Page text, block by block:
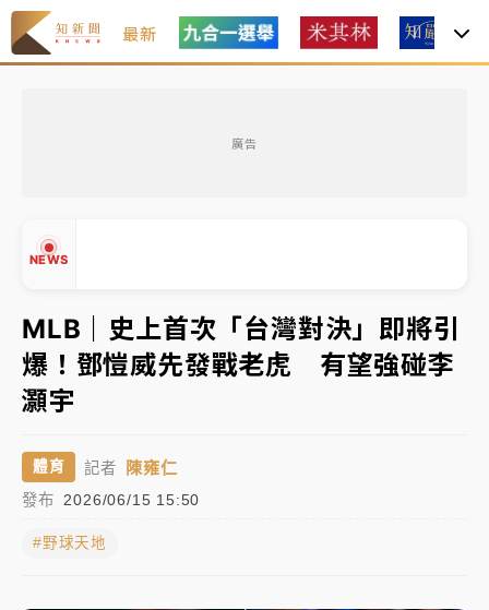
最新
廣告
NEWS
中信慈善基金會想增加董事人數！辜仲諒向法院聲請遭
駁 理由曝光
故宮《龍藏經》特展第2檔！今線上預約開賣一度塞車
周六起展出延長至晚上7時
台東農業處長涉圖利渡假村！東檢抗告成功 今重開羈
押庭
父親節泡湯了！中颱白海豚雨彈轟3天 「紅到發紫」降
雨熱區曝
女律師陳昱瑄詐慈濟10億！黃金158kg遭查扣畫面曝光
▼
MLB｜史上首次「台灣對決」即將引
爆！鄧愷威先發戰老虎 有望強碰李
灝宇
體育 記者 陳雍仁
發布 2026/06/15 15:50
#野球天地